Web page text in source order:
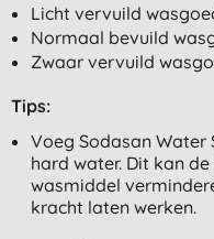
Licht vervuild
Normaal bevuild
Zwaar vervuild
Tips:
Voeg Sodasan
hard water. Dit kan
wasmiddel
kracht laten werken.